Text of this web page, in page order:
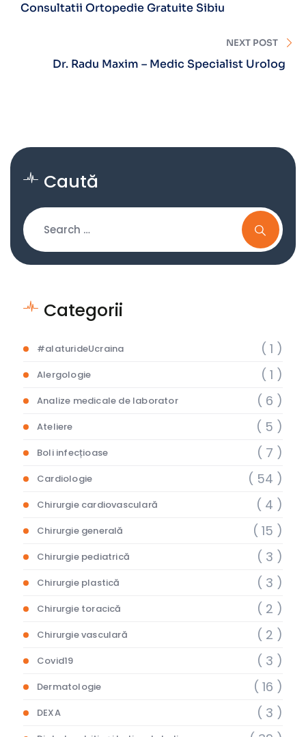
Consultatii Ortopedie Gratuite Sibiu
NEXT POST
Dr. Radu Maxim – Medic Specialist Urolog
Caută
Categorii
#alaturideUcraina ( 1 )
Alergologie ( 1 )
Analize medicale de laborator ( 6 )
Ateliere ( 5 )
Boli infecțioase ( 7 )
Cardiologie ( 54 )
Chirurgie cardiovasculară ( 4 )
Chirurgie generală ( 15 )
Chirurgie pediatrică ( 3 )
Chirurgie plastică ( 3 )
Chirurgie toracică ( 2 )
Chirurgie vasculară ( 2 )
Covid19 ( 3 )
Dermatologie ( 16 )
DEXA ( 3 )